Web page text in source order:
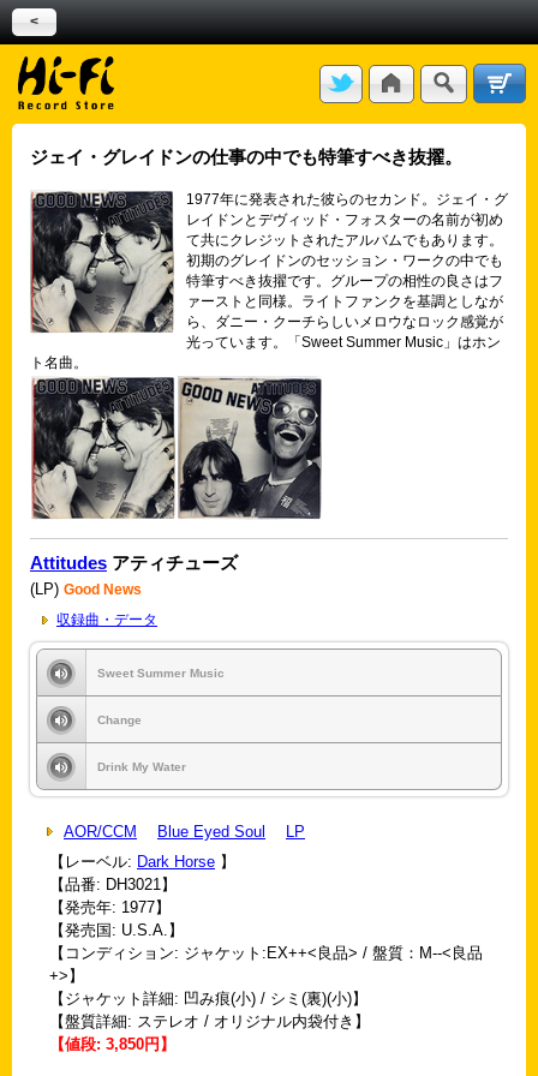
<
ジェイ・グレイドンの仕事の中でも特筆すべき抜擢。
1977年に発表された彼らのセカンド。ジェイ・グ
レイドンとデヴィッド・フォスターの名前が初め
て共にクレジットされたアルバムでもあります。
初期のグレイドンのセッション・ワークの中でも
特筆すべき抜擢です。グループの相性の良さはフ
ァーストと同様。ライトファンクを基調としなが
ら、ダニー・クーチらしいメロウなロック感覚が
光っています。「Sweet Summer Music」はホン
ト名曲。
Attitudes アティチューズ
(LP) Good News
収録曲・データ
Sweet Summer Music
Change
Drink My Water
AOR/CCM Blue Eyed Soul
LP
【レーベル: Dark Horse 】
【品番: DH3021】
【発売年: 1977】
【発売国: U.S.A.】
【コンディション: ジャケット:EX++<良品> / 盤質：M--<良品
+>】
【ジャケット詳細: 凹み痕(小) / シミ(裏)(小)】
【盤質詳細: ステレオ / オリジナル内袋付き】
【値段: 3,850円】